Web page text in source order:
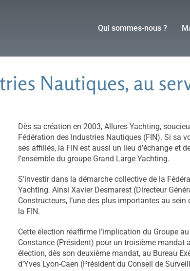
Qui sommes-nous ?
Nautiques, au
Dès sa création en 2003, Allures Yachting,
Fédération des Industries Nautiques (FIN). Si sa
ses affiliés, la FIN est aussi un lieu d’échange et
l’ensemble du groupe Grand Large Yachting.
S’investir dans la démarche collective de la
Yachting. Ainsi Xavier Desmarest (Directeur
Constructeurs, l’une des plus importantes au
la FIN.
Cette élection réaffirme l’implication du Groupe
Constance (Président) pour un troisième mandat
élection, dès son deuxième mandat, au Bureau
d’Yves Lyon-Caen (Président du Conseil de
Nécessaire
Ces cookies ne
sont pas
facultatifs. Ils
sont